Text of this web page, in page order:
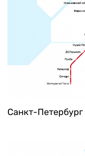
Санкт-Петербург